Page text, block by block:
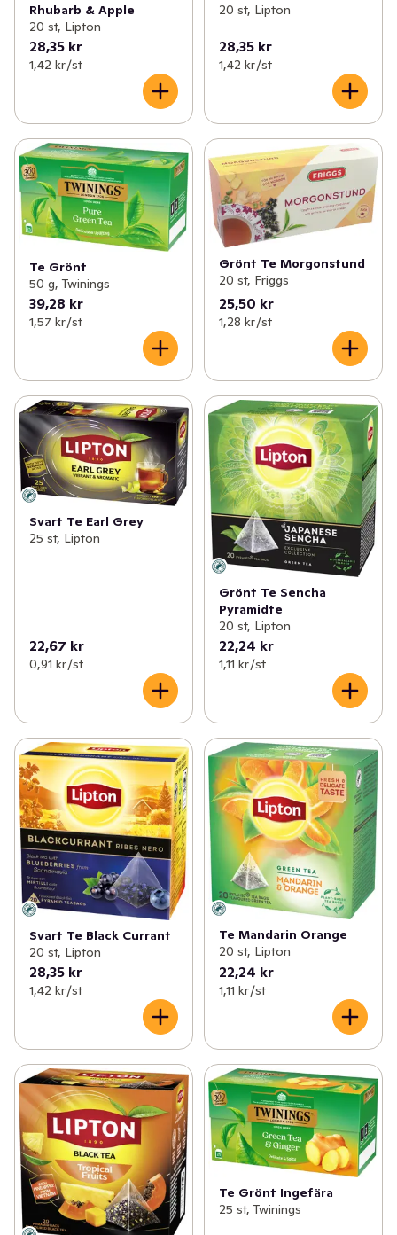
Rhubarb & Apple
20 st, Lipton
28,35 kr
1,42 kr /st
20 st, Lipton
28,35 kr
1,42 kr /st
Te Grönt
50 g, Twinings
39,28 kr
1,57 kr /st
Grönt Te Morgonstund
20 st, Friggs
25,50 kr
1,28 kr /st
Svart Te Earl Grey
25 st, Lipton
22,67 kr
0,91 kr /st
Grönt Te Sencha
Pyramidte
20 st, Lipton
22,24 kr
1,11 kr /st
Svart Te Black Currant
20 st, Lipton
28,35 kr
1,42 kr /st
Te Mandarin Orange
20 st, Lipton
22,24 kr
1,11 kr /st
Te Grönt Ingefära
25 st, Twinings